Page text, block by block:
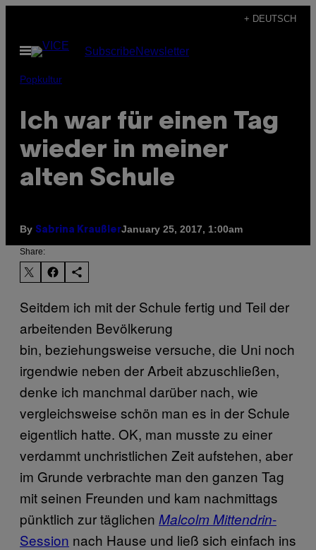
content
+ DEUTSCH
Open
Menu
SubscribeNewsletter
Popkultur
Ich war für einen Tag
wieder in meiner
alten Schule
By Sabrina KraußlerJanuary 25, 2017, 1:00am
Share:
Seitdem ich mit der Schule fertig und Teil der
arbeitenden Bevölkerung
bin, beziehungsweise versuche, die Uni noch
irgendwie neben der Arbeit abzuschließen,
denke ich manchmal darüber nach, wie
vergleichsweise schön man es in der Schule
eigentlich hatte. OK, man musste zu einer
verdammt unchristlichen Zeit aufstehen, aber
im Grunde verbrachte man den ganzen Tag
mit seinen Freunden und kam nachmittags
pünktlich zur täglichen Malcolm Mittendrin-
Session nach Hause und ließ sich einfach ins